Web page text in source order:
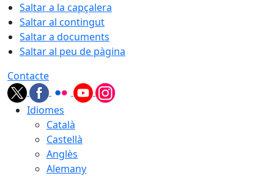
Saltar a la capçalera
Saltar al contingut
Saltar a documents
Saltar al peu de pàgina
Contacte
Idiomes
Català
Castellà
Anglès
Alemany